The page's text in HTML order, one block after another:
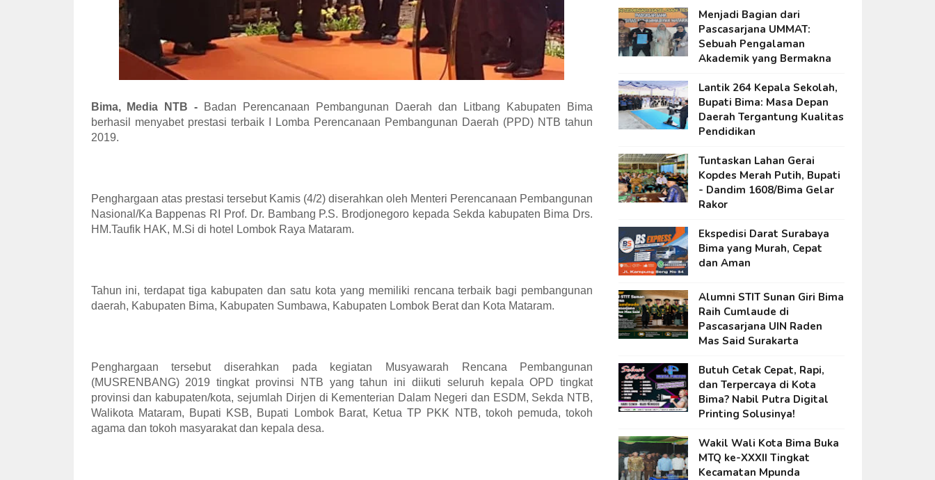
Bima, Media NTB - Badan Perencanaan Pembangunan Daerah dan Litbang Kabupaten Bima
berhasil menyabet prestasi terbaik I Lomba Perencanaan Pembangunan Daerah (PPD) NTB tahun
2019.
Penghargaan atas prestasi tersebut Kamis (4/2) diserahkan oleh Menteri Perencanaan Pembangunan
Nasional/Ka Bappenas RI Prof. Dr. Bambang P.S. Brodjonegoro kepada Sekda kabupaten Bima Drs.
HM.Taufik HAK, M.Si di hotel Lombok Raya Mataram.
Tahun ini, terdapat tiga kabupaten dan satu kota yang memiliki rencana terbaik bagi pembangunan
daerah, Kabupaten Bima, Kabupaten Sumbawa, Kabupaten Lombok Berat dan Kota Mataram.
Penghargaan tersebut diserahkan pada kegiatan Musyawarah Rencana Pembangunan
(MUSRENBANG) 2019 tingkat provinsi NTB yang tahun ini diikuti seluruh kepala OPD tingkat
provinsi dan kabupaten/kota, sejumlah Dirjen di Kementerian Dalam Negeri dan ESDM, Sekda NTB,
Walikota Mataram, Bupati KSB, Bupati Lombok Barat, Ketua TP PKK NTB, tokoh pemuda, tokoh
agama dan tokoh masyarakat dan kepala desa.
Menjadi Bagian dari
Pascasarjana UMMAT:
Sebuah Pengalaman
Akademik yang Bermakna
Lantik 264 Kepala Sekolah,
Bupati Bima: Masa Depan
Daerah Tergantung Kualitas
Pendidikan
Tuntaskan Lahan Gerai
Kopdes Merah Putih, Bupati
- Dandim 1608/Bima Gelar
Rakor
Ekspedisi Darat Surabaya
Bima yang Murah, Cepat
dan Aman
Alumni STIT Sunan Giri Bima
Raih Cumlaude di
Pascasarjana UIN Raden
Mas Said Surakarta
Butuh Cetak Cepat, Rapi,
dan Terpercaya di Kota
Bima? Nabil Putra Digital
Printing Solusinya!
Wakil Wali Kota Bima Buka
MTQ ke-XXXII Tingkat
Kecamatan Mpunda